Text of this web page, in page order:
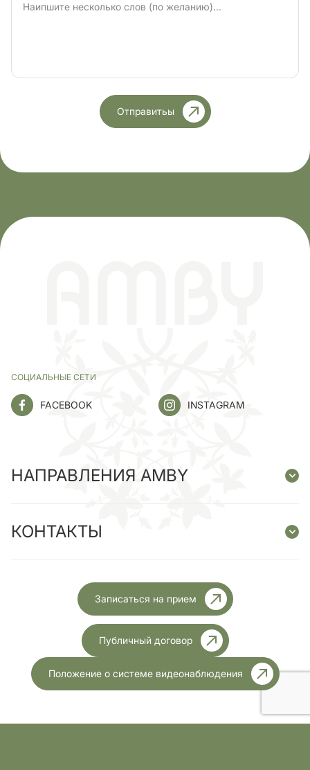
Отправитьы
СОЦИАЛЬНЫЕ СЕТИ
FACEBOOK INSTAGRAM
НАПРАВЛЕНИЯ AMBY
КОНТАКТЫ
Записаться на прием
Публичный договор
Положение о системе видеонаблюдения